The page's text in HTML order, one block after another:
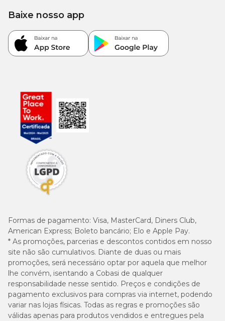
Formas de pagamento: Visa, MasterCard, Diners Club,
American Express; Boleto bancário; Elo e Apple Pay.
* As promoções, parcerias e descontos contidos em nosso
site não são cumulativos. Diante de duas ou mais
promoções, será necessário optar por aquela que melhor
lhe convém, isentando a Cobasi de qualquer
responsabilidade nesse sentido. Preços e condições de
pagamento exclusivos para compras via internet, podendo
variar nas lojas físicas. Todas as regras e promoções são
válidas apenas para produtos vendidos e entregues pela
Baixe nosso app